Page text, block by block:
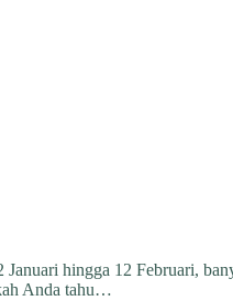
hingga 12 Februari,
Anda tahu…